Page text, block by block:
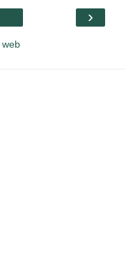
›